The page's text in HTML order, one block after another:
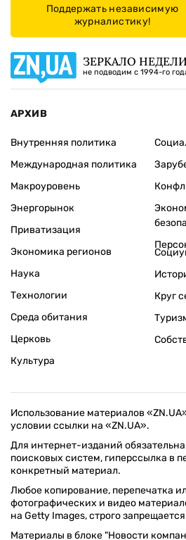
Поддержать независимую
журналистику!
ЗЕРКАЛО НЕДЕЛИ
не подводим с 1994-го
АРХИВ
Внутренняя политика
Международная политика
Макроуровень
Энергорынок
Приватизация
Экономика регионов
Наука
Технологии
Среда обитания
Церковь
Культура
Круг
Использование материалов
условии ссылки на «ZN.UA».
Для интернет-изданий
поисковых систем, гиперссылка в
конкретный материал.
Любое копирование, перепечатка
фотографических и видео
на Getty Images, строго
Материалы в блоке "Новости